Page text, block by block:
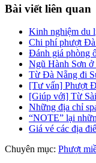
Bài viết liên quan
Kinh nghiệm du
Chi phí phượt Đà
Đánh giá phòng
Ngũ Hành Sơn ở
Từ Đà Nẵng đi
[Tư vấn] Phượt
[Giúp với] Từ
Những địa chỉ
“NOTE” lại
Giá vé các địa
Chuyên mục: Phượt